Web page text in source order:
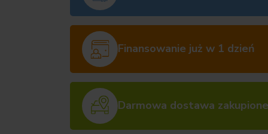
Finansowanie już w 1 dzień
Darmowa dostawa